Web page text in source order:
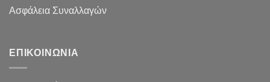
Ασφάλεια Συναλλαγών
ΕΠΙΚΟΙΝΩΝΙΑ